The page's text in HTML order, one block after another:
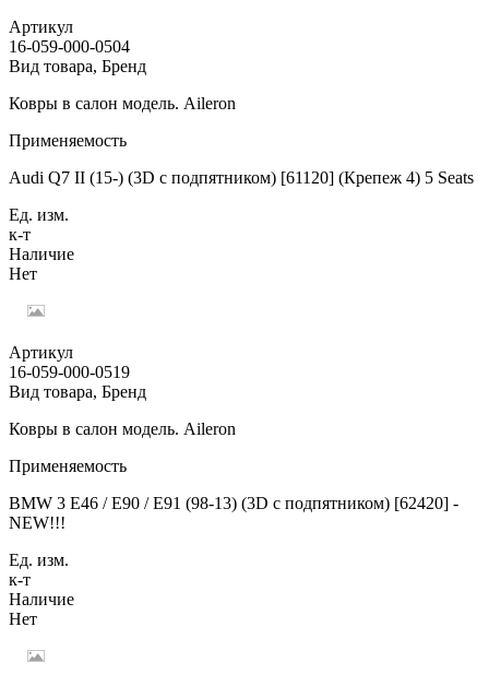
Артикул
16-059-000-0504
Вид товара, Бренд
Ковры в салон модель. Aileron
Применяемость
Audi Q7 II (15-) (3D с подпятником) [61120] (Крепеж 4) 5 Seats
Ед. изм.
к-т
Наличие
Нет
Артикул
16-059-000-0519
Вид товара, Бренд
Ковры в салон модель. Aileron
Применяемость
BMW 3 E46 / E90 / E91 (98-13) (3D с подпятником) [62420] -
NEW!!!
Ед. изм.
к-т
Наличие
Нет